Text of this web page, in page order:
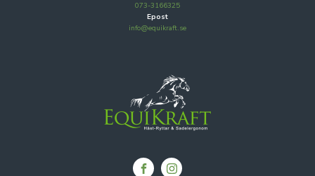
073-3166325
Epost
info@equikraft.se